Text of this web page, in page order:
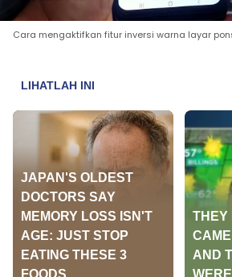
Cara mengaktifkan fitur inversi warna layar